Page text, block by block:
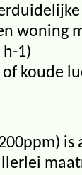
woning
1)
koude